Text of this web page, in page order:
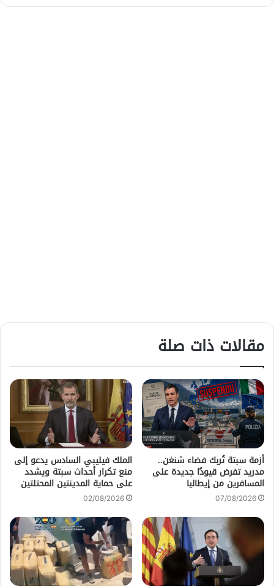
مقالات ذات صلة
أزمة سبتة تُربك فضاء شنغن..
مدريد تفرض قيودًا جديدة على
المسافرين من إيطاليا
07/08/2026
الملك فيليبي السادس يدعو إلى
منع تكرار أحداث سبتة ويشدد
على حماية المدينتين المحتلتين
02/08/2026